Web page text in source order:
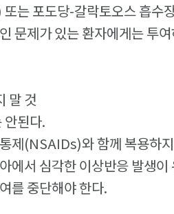
는 포도당-갈락토오스 흡수
제가 있는 환자에게는 투여
말 것
안된다.
제(NSAIDs)와 함께 복용하
에서 심각한 이상반응 발생
를 중단해야 한다.